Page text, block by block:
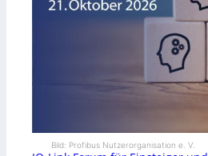
Bild: Profibus Nutzerorganisation e. V.